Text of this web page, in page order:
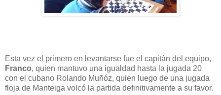
Esta vez el primero en levantarse fue el capitán del equipo,
Franco, quien mantuvo una igualdad hasta la jugada 20
con el cubano Rolando Muñóz, quien luego de una jugada
floja de Manteiga volcó la partida definitivamente a su favor.